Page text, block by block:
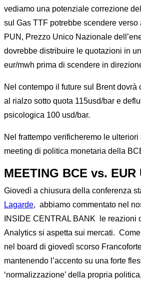
vediamo una potenziale correzione
sul Gas TTF potrebbe scendere verso
PUN, Prezzo Unico Nazionale
dovrebbe distribuire le quotazioni in
eur/mwh prima di scendere in
Nel contempo il future sul Brent dovrà
al rialzo sotto quota 115usd/bar e
psicologica 100 usd/bar.
Nel frattempo verificheremo le
meeting di politica monetaria della
MEETING BCE vs. EUR
Giovedì a chiusura della conferenza
Lagarde, abbiamo commentato nel
INSIDE CENTRAL BANK le reazioni
Analytics si aspetta sui mercati.
nel board di giovedì scorso
mantenendo l’accento su una forte
‘normalizzazione’ della propria